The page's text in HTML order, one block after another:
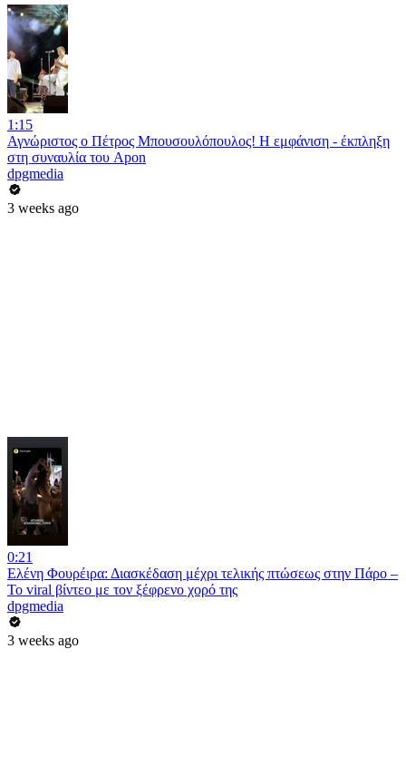
1:15
Αγνώριστος ο Πέτρος Μπουσουλόπουλος! Η εμφάνιση - έκπληξη
στη συναυλία του Apon
dpgmedia
3 weeks ago
0:21
Ελένη Φουρέιρα: Διασκέδαση μέχρι τελικής πτώσεως στην Πάρο –
Το viral βίντεο με τον ξέφρενο χορό της
dpgmedia
3 weeks ago